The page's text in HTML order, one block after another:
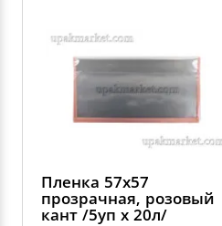
Пленка 57х57
прозрачная, розовый
кант /5уп х 20л/